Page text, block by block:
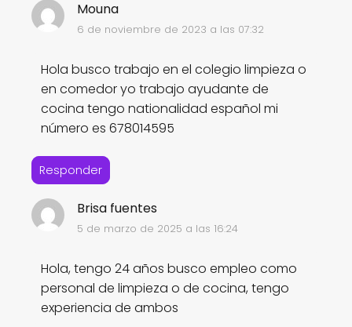
Mouna
6 de noviembre de 2023 a las 07:32
Hola busco trabajo en el colegio limpieza o
en comedor yo trabajo ayudante de
cocina tengo nationalidad español mi
número es 678014595
Responder
Brisa fuentes
5 de marzo de 2025 a las 16:24
Hola, tengo 24 años busco empleo como
personal de limpieza o de cocina, tengo
experiencia de ambos